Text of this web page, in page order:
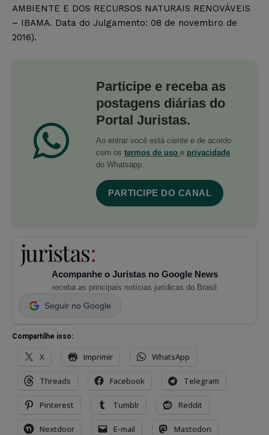
AMBIENTE E DOS RECURSOS NATURAIS RENOVÁVEIS
– IBAMA. Data do Julgamento: 08 de novembro de
2016).
Participe e receba as
postagens diárias do
Portal Juristas.
Ao entrar você está ciente e de acordo
com os termos de uso e privacidade
do Whatsapp.
PARTICIPE DO CANAL
Acompanhe o Juristas no Google News
receba as principais notícias jurídicas do Brasil
Seguir no Google
Compartilhe isso:
X Imprimir WhatsApp
Threads Facebook Telegram
Pinterest Tumblr Reddit
Nextdoor E-mail Mastodon